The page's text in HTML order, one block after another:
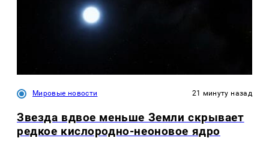
Мировые новости 21 минуту назад
Звезда вдвое меньше Земли скрывает
редкое кислородно-неоновое ядро